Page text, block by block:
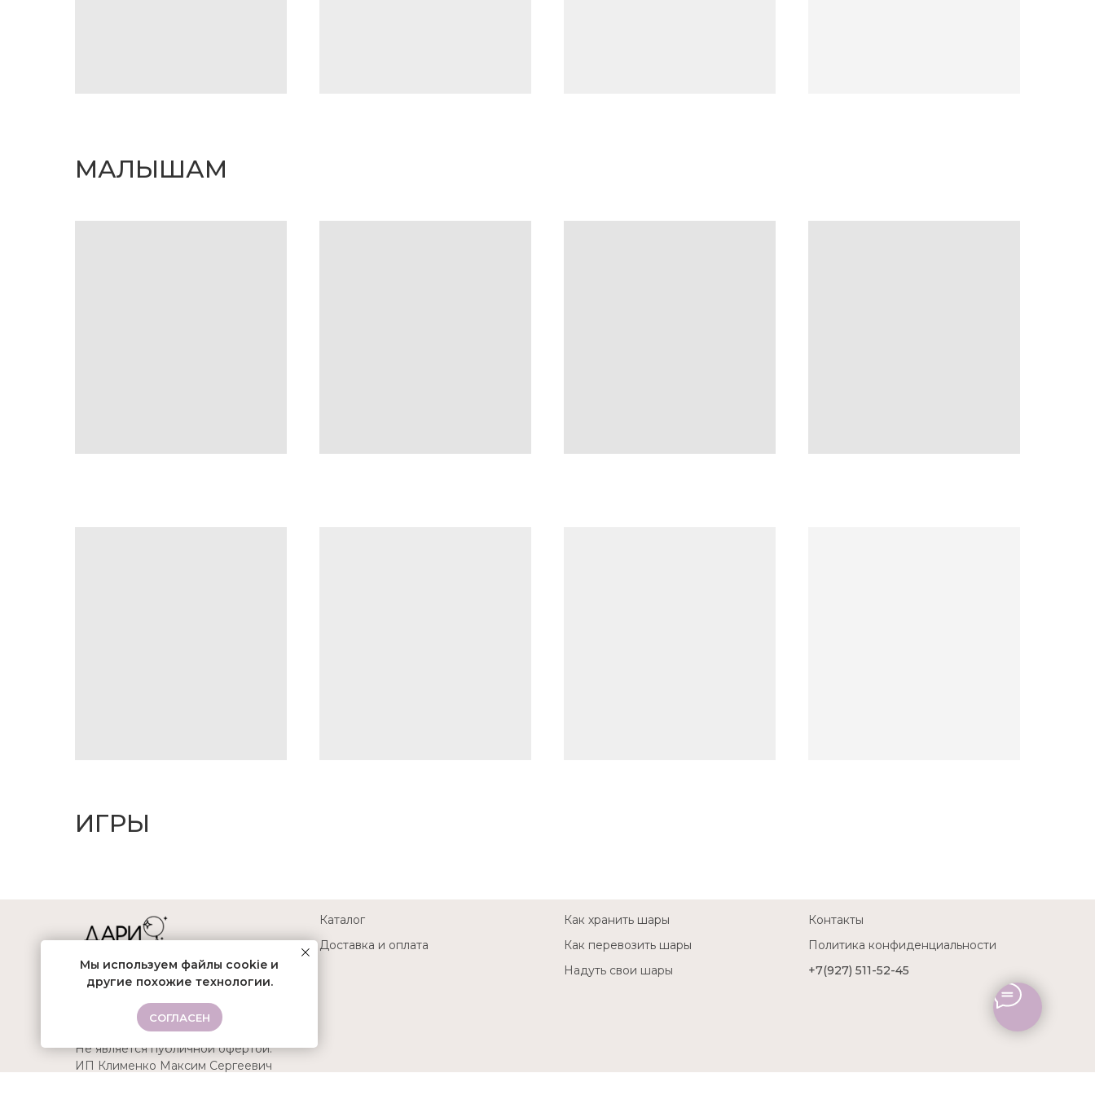
Мы используем файлы cookie и
другие похожие технологии.
СОГЛАСЕН
МАЛЫШАМ
ИГРЫ
Не является публичной офертой.
ИП Клименко Максим Сергеевич
Каталог
Доставка и оплата
Как хранить шары
Как перевозить шары
Надуть свои шары
Контакты
Политика конфиденциальности
+7(927) 511-52-45